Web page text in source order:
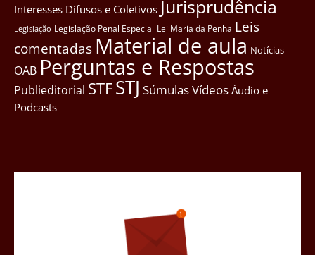
Interesses Difusos e Coletivos Jurisprudência
Legislação Legislação Penal Especial Lei Maria da Penha Leis
comentadas Material de aula Notícias
OAB Perguntas e Respostas
Publieditorial STFSTJ SúmulasVídeos Áudio e
Podcasts